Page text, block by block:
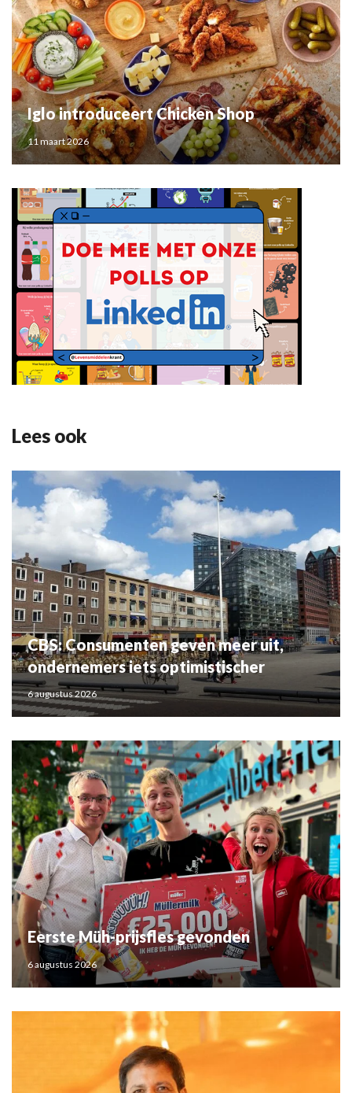
Iglo introduceert Chicken Shop
11 maart 2026
Lees ook
CBS: Consumenten geven meer uit,
ondernemers iets optimistischer
6 augustus 2026
Eerste Müh-prijsfles gevonden
6 augustus 2026